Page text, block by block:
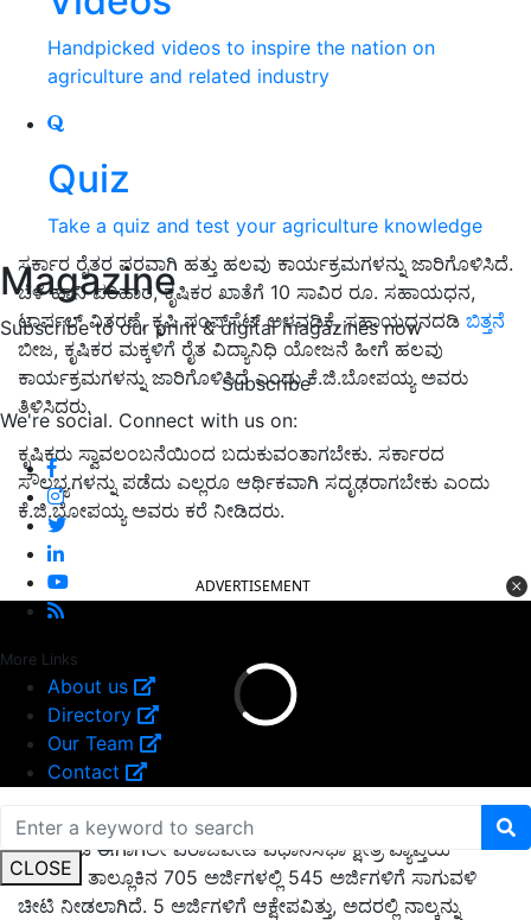
Handpicked videos to inspire the nation on
agriculture and related industry
Quiz
Take a quiz and test your agriculture knowledge
Magazine
Subscribe to our print & digital magazines now
Subscribe
We're social. Connect with us on:
More Links
About us
Directory
Our Team
Contact
CLOSE
ಸರ್ಕಾರ ರೈತರ ಪರವಾಗಿ ಹತ್ತು ಹಲವು ಕಾರ್ಯಕ್ರಮಗಳನ್ನು ಜಾರಿಗೊಳಿಸಿದೆ.
ಬೆಳೆ ಹಾನಿ ಪರಿಹಾರ,ಕೃಷಿಕರ ಖಾತೆಗೆ 10 ಸಾವಿರ ರೂ. ಸಹಾಯಧನ,
ಟಾರ್ಪಲ್ ವಿತರಣೆ,ಕೃಷಿ ಪಂಪ್‍ಸೆಟ್ ಅಳವಡಿಕೆ,ಸಹಾಯಧನದಡಿ ಬಿತ್ತನೆ
ಬೀಜ, ಕೃಷಿಕರ ಮಕ್ಕಳಿಗೆ ರೈತ ವಿದ್ಯಾನಿಧಿ ಯೋಜನೆ ಹೀಗೆ ಹಲವು
ಕಾರ್ಯಕ್ರಮಗಳನ್ನು ಜಾರಿಗೊಳಿಸಿದೆ ಎಂದು ಕೆ.ಜಿ.ಬೋಪಯ್ಯ ಅವರು
ತಿಳಿಸಿದರು.
ಕೃಷಿಕರು ಸ್ವಾವಲಂಬನೆಯಿಂದ ಬದುಕುವಂತಾಗಬೇಕು. ಸರ್ಕಾರದ
ಸೌಲಭ್ಯಗಳನ್ನು ಪಡೆದು ಎಲ್ಲರೂ ಆರ್ಥಿಕವಾಗಿ ಸದೃಢರಾಗಬೇಕು ಎಂದು
ಕೆ.ಜಿ.ಬೋಪಯ್ಯ ಅವರು ಕರೆ ನೀಡಿದರು.
ADVERTISEMENT
ಅಕ್ರಮ ಸಕ್ರಮ ಸಮಿತಿ ಅಧ್ಯಕ್ಷರಾದ ನಾಗೇಶ್ ಕುಂದಲ್ಪಾಡಿ ಅವರು
ಮಾತನಾಡಿ ಈಗಾಗಲೇ ವಿರಾಜಪೇಟೆ ವಿಧಾನಸಭಾ ಕ್ಷೇತ್ರ ವ್ಯಾಪ್ತಿಯ
ಮಡಿಕೇರಿ ತಾಲ್ಲೂಕಿನ 705 ಅರ್ಜಿಗಳಲ್ಲಿ 545 ಅರ್ಜಿಗಳಿಗೆ ಸಾಗುವಳಿ
ಚೀಟಿ ನೀಡಲಾಗಿದೆ. 5 ಅರ್ಜಿಗಳಿಗೆ ಆಕ್ಷೇಪವಿತ್ತು, ಅದರಲ್ಲಿ ನಾಲ್ಕನ್ನು